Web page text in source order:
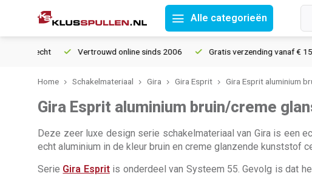
Alle categorieën
Vertrouwd online sinds 2006 Gratis verzending vanaf € 150
Home Schakelmateriaal Gira Gira Esprit Gira Esprit aluminium
Gira Esprit aluminium bruin/creme
Deze zeer luxe design serie schakelmateriaal van Gira is een
echt aluminium in de kleur bruin en creme glanzende kunststof
Serie Gira Espritis onderdeel van Systeem 55. Gevolg is dat